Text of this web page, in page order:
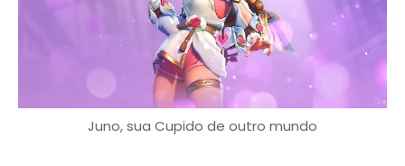
Juno, sua Cupido de outro mundo